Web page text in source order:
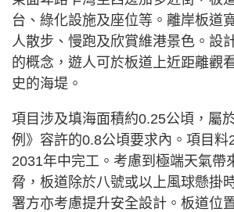
台、綠化設施及座位等。離岸板道
人散步、慢跑及欣賞維港景色。設
的概念，遊人可於板道上近距離觀
史的海堤。
項目涉及填海面積約0.25公頃，屬
例》容許的0.8公頃要求內。項目料
2031年中完工。考慮到極端天氣帶
脅，板道除於八號或以上風球懸掛
署方亦考慮提升安全設計。板道位